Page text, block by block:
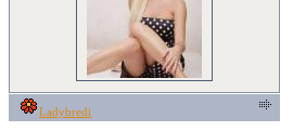
Ladybredi